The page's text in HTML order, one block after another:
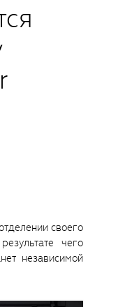
своего
чего
независимой